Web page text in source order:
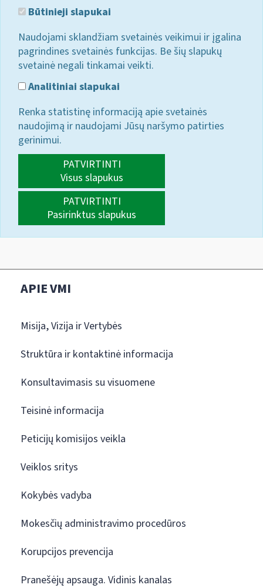
Būtinieji slapukai
Naudojami sklandžiam svetainės veikimui ir įgalina
pagrindines svetainės funkcijas. Be šių slapukų
svetainė negali tinkamai veikti.
Analitiniai slapukai
Renka statistinę informaciją apie svetainės
naudojimą ir naudojami Jūsų naršymo patirties
gerinimui.
PATVIRTINTI
Visus slapukus
PATVIRTINTI
Pasirinktus slapukus
APIE VMI
Misija, Vizija ir Vertybės
Struktūra ir kontaktinė informacija
Konsultavimasis su visuomene
Teisinė informacija
Peticijų komisijos veikla
Veiklos sritys
Kokybės vadyba
Mokesčių administravimo procedūros
Korupcijos prevencija
Pranešėjų apsauga. Vidinis kanalas